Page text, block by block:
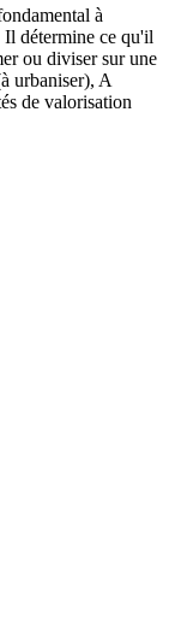
à
détermine ce qu'il
ou diviser sur une
urbaniser), A
de valorisation